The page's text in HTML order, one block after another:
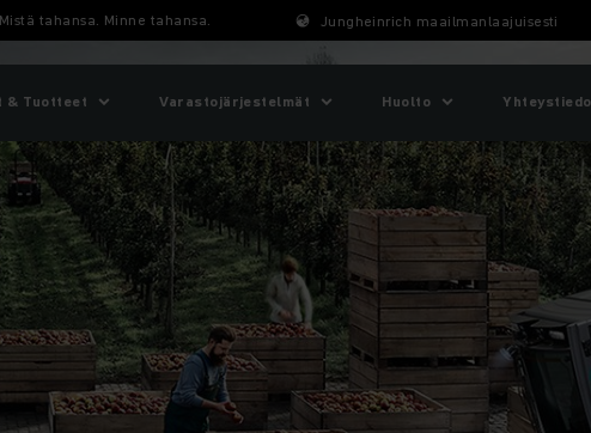
tahansa. Minne tahansa. Jungheinrich maailmanlaajuisesti
& Tuotteet Varastojärjestelmät Huolto